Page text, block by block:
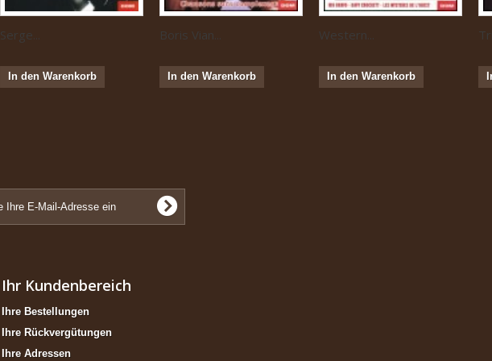
Serge...
In den Warenkorb
Boris Vian...
In den Warenkorb
Western...
In den Warenkorb
Ihr Kundenbereich
Ihre Bestellungen
Ihre Rückvergütungen
Ihre Adressen